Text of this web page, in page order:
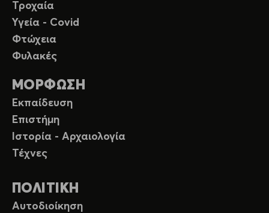
Τροχαία
Υγεία - Covid
Φτώχεια
Φυλακές
ΜΟΡΦΩΣΗ
Εκπαίδευση
Επιστήμη
Ιστορία - Αρχαιολογία
Τέχνες
ΠΟΛΙΤΙΚΗ
Αυτοδιοίκηση